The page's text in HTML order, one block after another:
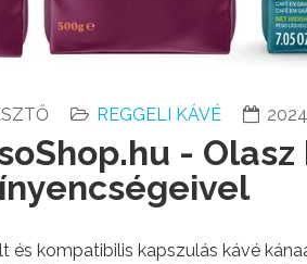
REGGELI KÁVÉ
-
és kompatibilis kapszulás kávé